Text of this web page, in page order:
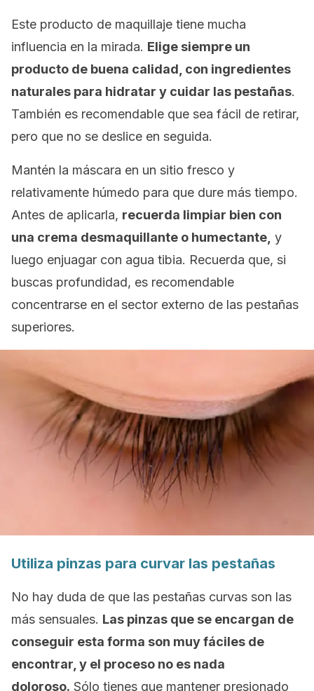
Este producto de maquillaje tiene mucha
influencia en la mirada. Elige siempre un
producto de buena calidad, con ingredientes
naturales para hidratar y cuidar las pestañas.
También es recomendable que sea fácil de retirar,
pero que no se deslice en seguida.
Mantén la máscara en un sitio fresco y
relativamente húmedo para que dure más tiempo.
Antes de aplicarla, recuerda limpiar bien con
una crema desmaquillante o humectante, y
luego enjuagar con agua tibia. Recuerda que, si
buscas profundidad, es recomendable
concentrarse en el sector externo de las pestañas
superiores.
Utiliza pinzas para curvar las pestañas
No hay duda de que las pestañas curvas son las
más sensuales. Las pinzas que se encargan de
conseguir esta forma son muy fáciles de
encontrar, y el proceso no es nada
doloroso. Sólo tienes que mantener presionado